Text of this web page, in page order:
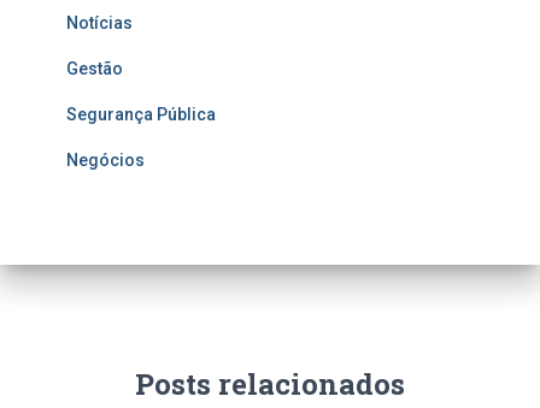
Notícias
Gestão
Segurança Pública
Negócios
Posts relacionados